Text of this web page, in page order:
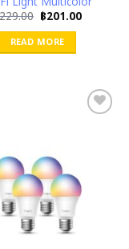
Original
was:
฿229.00.
฿201.00Current
READ MORE